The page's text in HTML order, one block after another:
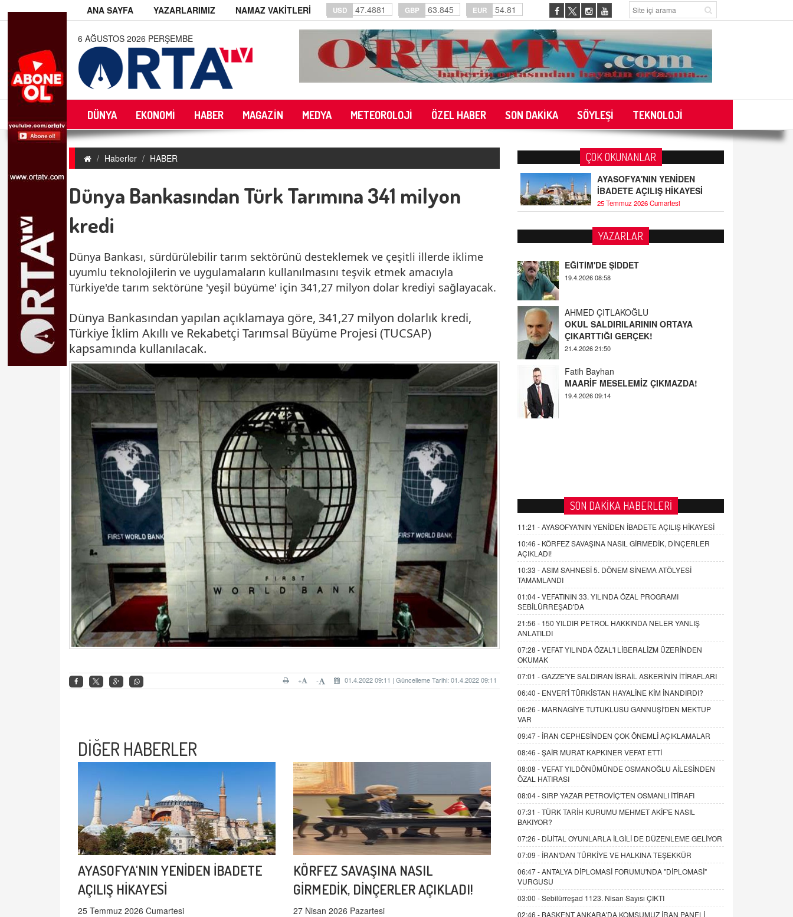
ANA SAYFA YAZARLARIMIZ NAMAZ VAKİTLERİ USD 47.4881 GBP 63.845 EUR 54.81
6 AĞUSTOS 2026 PERŞEMBE
DÜNYA EKONOMİ HABER MAGAZİN MEDYA METEOROLOJİ ÖZEL HABER SON DAKİKA SÖYLEŞİ TEKNOLOJİ
Haberler HABER
Dünya Bankasından Türk Tarımına 341 milyon
kredi
Dünya Bankası, sürdürülebilir tarım sektörünü desteklemek ve çeşitli illerde iklime
uyumlu teknolojilerin ve uygulamaların kullanılmasını teşvik etmek amacıyla
Türkiye'de tarım sektörüne 'yeşil büyüme' için 341,27 milyon dolar krediyi sağlayacak.
Dünya Bankasından yapılan açıklamaya göre, 341,27 milyon dolarlık kredi,
Türkiye İklim Akıllı ve Rekabetçi Tarımsal Büyüme Projesi (TUCSAP)
kapsamında kullanılacak.
01.4.2022 09:11 | Güncelleme Tarihi: 01.4.2022 09:11
-
+
DİĞER HABERLER
AYASOFYA'NIN YENİDEN İBADETE
AÇILIŞ HİKAYESİ
25 Temmuz 2026 Cumartesi
KÖRFEZ SAVAŞINA NASIL
GİRMEDİK, DİNÇERLER AÇIKLADI!
27 Nisan 2026 Pazartesi
ÇOK OKUNANLAR
AYASOFYA'NIN YENİDEN
İBADETE AÇILIŞ HİKAYESİ
25 Temmuz 2026 Cumartesi
YAZARLAR
AHMED ÇITLAKOĞLU
OKUL SALDIRILARININ ORTAYA
Fatih Bayhan
MAARİF MESELEMİZ ÇIKMAZDA!
19.4.2026 09:14
YUSUF YAVUZYILMAZ
EĞİTİM'DE ŞİDDET
SON DAKİKA HABERLERİ
11:21 -AYASOFYA'NIN YENİDEN İBADETE AÇILIŞ HİKAYESİ
10:46 - KÖRFEZ SAVAŞINA NASIL GİRMEDİK, DİNÇERLER
AÇIKLADI!
10:33 -ASIM SAHNESİ 5. DÖNEM SİNEMA ATÖLYESİ
TAMAMLANDI
01:04 -VEFATININ 33. YILINDA ÖZAL PROGRAMI
SEBİLÜRREŞAD'DA
21:56 - 150 YILDIR PETROL HAKKINDA NELER YANLIŞ
ANLATILDI
07:28 -VEFAT YILINDA ÖZAL'I LİBERALİZM ÜZERİNDEN
OKUMAK
07:01 -GAZZE'YE SALDIRAN İSRAİL ASKERİNİN İTİRAFLARI
06:40 - ENVER'İ TÜRKİSTAN HAYALİNE KİM İNANDIRDI?
06:26 - MARNAGİYE TUTUKLUSU GANNUŞİ'DEN MEKTUP
VAR
09:47 - İRAN CEPHESİNDEN ÇOK ÖNEMLİ AÇIKLAMALAR
08:46 -ŞAİR MURAT KAPKINER VEFAT ETTİ
08:08 -VEFAT YILDÖNÜMÜNDE OSMANOĞLU AİLESİNDEN
ÖZAL HATIRASI
08:04 -SIRP YAZAR PETROVİÇ'TEN OSMANLI İTİRAFI
07:31 -TÜRK TARİH KURUMU MEHMET AKİF'E NASIL
BAKIYOR?
07:26 - DİJİTAL OYUNLARLA İLGİLİ DE DÜZENLEME GELİYOR
07:09 - İRAN'DAN TÜRKİYE VE HALKINA TEŞEKKÜR
06:47 -ANTALYA DİPLOMASİ FORUMU'NDA "DİPLOMASİ"
VURGUSU
03:00 -Sebilürreşad 1123. Nisan Sayısı ÇIKTI
02:46 - BAŞKENT ANKARA'DA KOMŞUMUZ İRAN PANELİ